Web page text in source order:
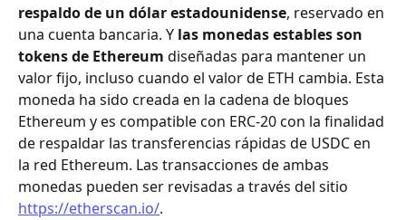
respaldo de un dólar estadounidense, reservado en
una cuenta bancaria. Y las monedas estables son
tokens de Ethereum diseñadas para mantener un
valor fijo, incluso cuando el valor de ETH cambia. Esta
moneda ha sido creada en la cadena de bloques
Ethereum y es compatible con ERC-20 con la finalidad
de respaldar las transferencias rápidas de USDC en
la red Ethereum. Las transacciones de ambas
monedas pueden ser revisadas a través del sitio
https://etherscan.io/.